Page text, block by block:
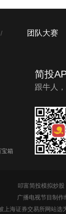
/ 团队大赛
箱
简投
跟牛人
叩富简投模拟炒
广播电视节目制
上海证券交易所网站选